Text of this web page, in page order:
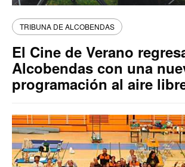
TRIBUNA DE ALCOBENDAS
El Cine de Verano
Alcobendas con una
programación al aire